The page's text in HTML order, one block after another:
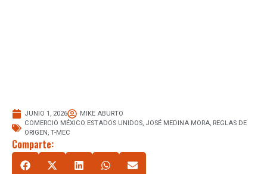
JUNIO 1, 2026
MIKE ABURTO
COMERCIO MÉXICO ESTADOS UNIDOS, JOSÉ MEDINA MORA, REGLAS DE
ORIGEN , T-MEC
Comparte: